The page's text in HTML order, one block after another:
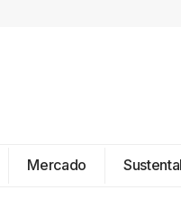
Mercado